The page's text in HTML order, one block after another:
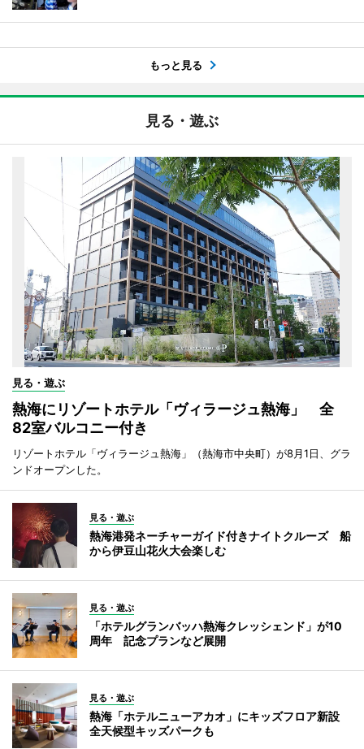
もっと見る
見る・遊ぶ
見る・遊ぶ
熱海にリゾートホテル「ヴィラージュ熱海」 全
82室バルコニー付き
リゾートホテル「ヴィラージュ熱海」（熱海市中央町）が8月1日、グラ
ンドオープンした。
見る・遊ぶ
熱海港発ネーチャーガイド付きナイトクルーズ 船
から伊豆山花火大会楽しむ
見る・遊ぶ
「ホテルグランバッハ熱海クレッシェンド」が10
周年 記念プランなど展開
見る・遊ぶ
熱海「ホテルニューアカオ」にキッズフロア新設
全天候型キッズパークも